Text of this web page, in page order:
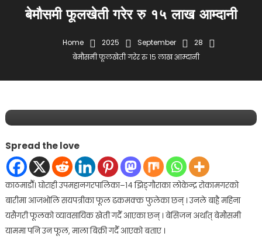
बेमौसमी फूलखेती गरेर रु १५ लाख आम्दानी
Home 2025 September
28
बेमौसमी फूलखेती गरेर रु १५ लाख आम्दानी
समाचार
September 28, 2025 lifekhabar
Spread the love
काठमाडौँ। घोराही उपमहानगरपालिका–१४ झिङ्गौराका लोकेन्द्र रोकामगरको
बारीमा आजभोलि सयपत्रीका फूल ढकमक्क फुलेका छन् । उनले बाह्रै महिना
यसैगरी फूलको व्यावसायिक खेती गर्दै आएका छन् । बेसिजन अर्थात् बेमौसमी
याममा पनि उन फूल, माला बिक्री गर्दै आएको बताए ।